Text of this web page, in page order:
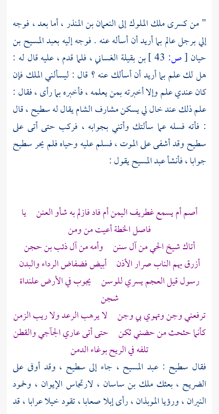
" من كسرى ملك الملوك إلىالنعمان بن المنذر ،أما بعد ، فوجه
إلي برجل عالم بما أريد أن أسأله عنه . فوجه إليهبعبد المسيح بن
حيان [ص: بن بقيلة الغساني ، فلما قدم ، عليه قال له :
هل لك علم بما أريد أن أسألك عنه ؟ قال : ليسألني الملك فإن
كان عندي علم وإلا أخبرته بمن يعلمه ، فأخبره بما رأى ، فقال :
علم ذلك عند خال لي يسكن مشارفالشاميقال لهسطيح ،قال
: فأته فسله عما سألتك وأتني بجوابه ، فركب حتى أتى على
سطيحوقد أشفى على الموت ، فسلم عليه وحياه فلم يحرسطيح
جوابا ، فأنشأعبد المسيحيقول :
أصم أم يسمع غطريفاليمنأم فاد فازلم به شأو العنن يا
فاصل الخطة أعيت من ومن
أتاك شيخ الحي من آل سنن وأمه منآل ذئب بن حجن
أزرق بهم الناب صرار الأذن أبيض فضفاض الرداء والبدن
رسول قيل العجم يسري للوسن يجوب في الأرض علنداة
شجن
ترفعني وجن وتهوي بي وجن لا يرهب الرعد ولا ريب الزمن
كأنما حثحث من حضني ثكن حتى أتى عاري الجآجي والقطن
تلفه في الريح بوغاء الدمن
فقال سطيح :عبد المسيح ، جاء إلى سطيح ، وقد أوفى على
الضريح ، بعثك ملك بن ساسان ، لارتجاس الإيوان ، وخمود
النيران ، ورؤيا الموبذان ، رأى إبلا صعابا ، تقود خيلا عرابا ، قد